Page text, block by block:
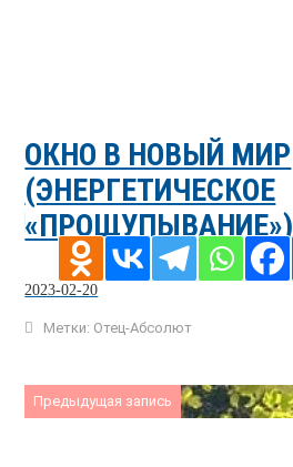
ОКНО В НОВЫЙ МИР
(ЭНЕРГЕТИЧЕСКОЕ
«ПРОЩУПЫВАНИЕ»)
2023-02-20
Метки: Отец-Абсолют
Предыдущая запись